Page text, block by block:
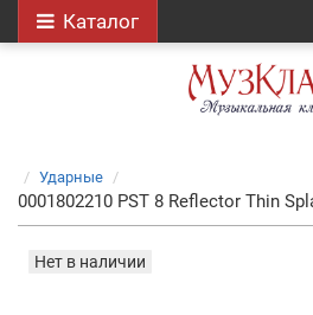
Каталог
Ударные
0001802210 PST 8 Reflector Thin
Нет в наличии